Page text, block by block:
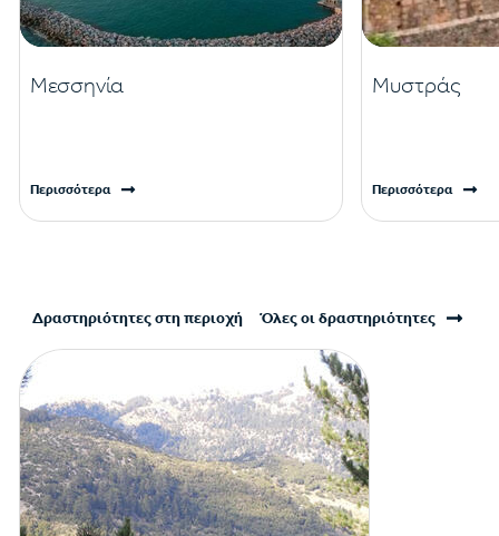
Μεσσηνία
Περισσότερα
Μυστράς
Περισσότερα
Δραστηριότητες στη περιοχή Όλες οι δραστηριότητες